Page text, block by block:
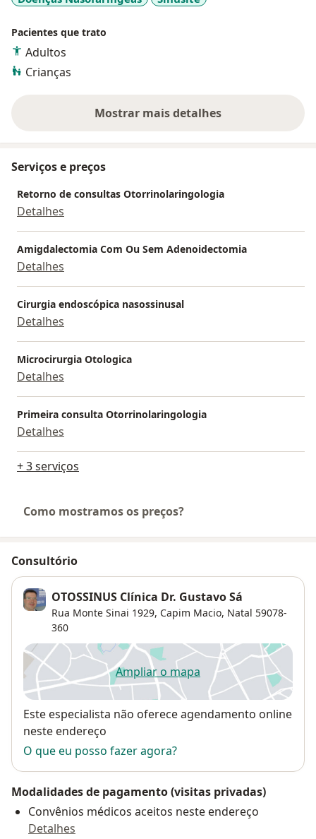
Pacientes que trato
Adultos
Crianças
Mostrar mais detalhes
sobre a experiência
Serviços e preços
Retorno de consultas Otorrinolaringologia
Detalhes
Amigdalectomia Com Ou Sem Adenoidectomia
Detalhes
Cirurgia endoscópica nasossinusal
Detalhes
Microcirurgia Otologica
Detalhes
Primeira consulta Otorrinolaringologia
Detalhes
+ 3 serviços
Como mostramos os preços?
Consultório
OTOSSINUS Clínica Dr. Gustavo Sá
Rua Monte Sinai 1929, Capim Macio, Natal 59078-
360
Ampliar o mapaabre num novo separador
Disponibilidade
Este especialista não oferece agendamento online
neste endereço
O que eu posso fazer agora?
Modalidades de pagamento (visitas privadas)
Convênios médicos aceitos neste endereço
Detalhes